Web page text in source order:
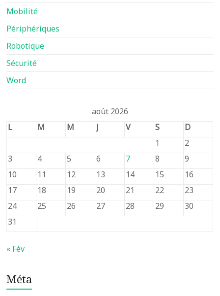
Mobilité
Périphériques
Robotique
Sécurité
Word
août 2026
L
M M J V S
D
1
2
3
4 5 6 7 8
9
10
11 12 13 14 15
16
17
18 19 20 21 22
23
24
25 26 27 28 29
30
31
« Fév
Méta